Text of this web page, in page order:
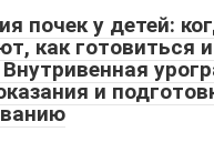
почек у детей:
как готовиться
и